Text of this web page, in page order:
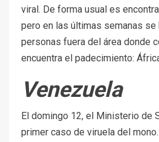
viral. De forma usual es
pero en las últimas semanas
personas fuera del área donde
encuentra el padecimiento:
Venezuela
El domingo 12, el Ministerio de
primer caso de viruela del